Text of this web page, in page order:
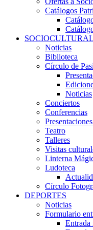
Catálogos
SOCIOCULTURAL
Noticias
Biblioteca
Círculo de
Noticias
Conciertos
Conferencias
Teatro
Talleres
Visitas
Linterna
Ludoteca
Círculo
DEPORTES
Noticias
Formulario
Entrada